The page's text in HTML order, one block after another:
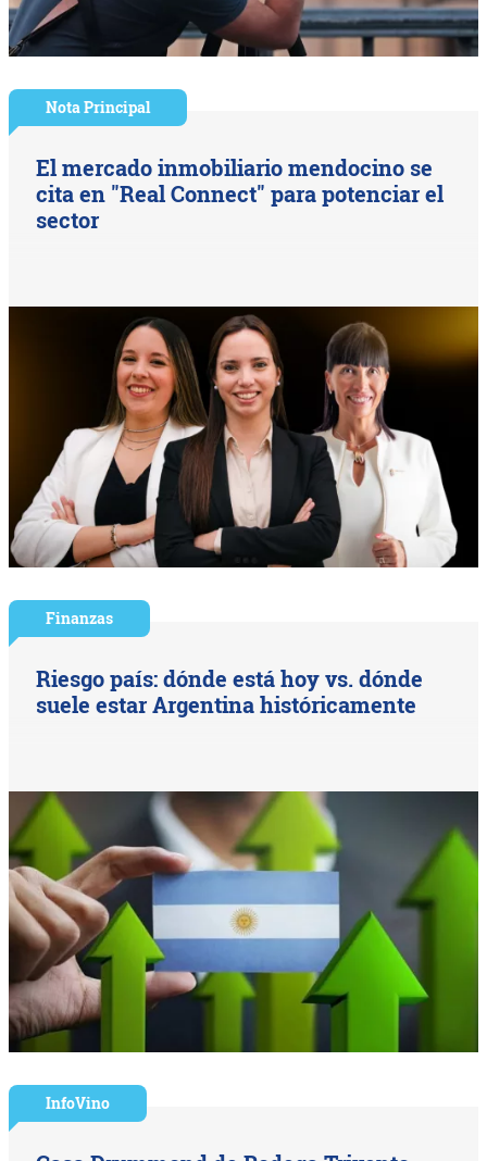
Nota Principal
El mercado inmobiliario mendocino se
cita en "Real Connect" para potenciar el
sector
Finanzas
Riesgo país: dónde está hoy vs. dónde
suele estar Argentina históricamente
InfoVino